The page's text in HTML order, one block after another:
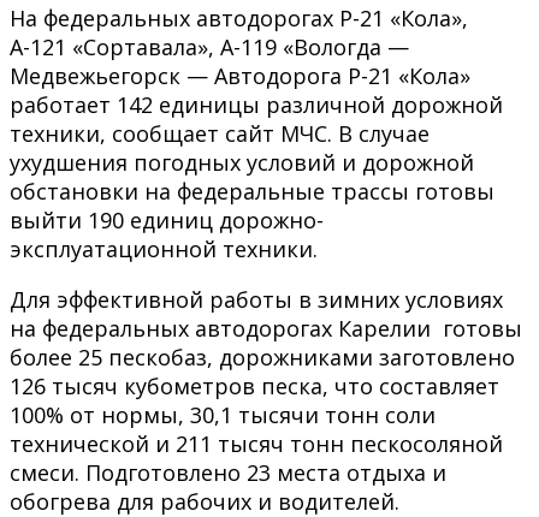
На федеральных автодорогах Р-21 «Кола»,
А-121 «Сортавала», А-119 «Вологда —
Медвежьегорск — Автодорога Р-21 «Кола»
работает 142 единицы различной дорожной
техники, сообщает сайт МЧС. В случае
ухудшения погодных условий и дорожной
обстановки на федеральные трассы готовы
выйти 190 единиц дорожно-
эксплуатационной техники.
Для эффективной работы в зимних условиях
на федеральных автодорогах Карелии готовы
более 25 пескобаз, дорожниками заготовлено
126 тысяч кубометров песка, что составляет
100% от нормы, 30,1 тысячи тонн соли
технической и 211 тысяч тонн пескосоляной
смеси. Подготовлено 23 места отдыха и
обогрева для рабочих и водителей.